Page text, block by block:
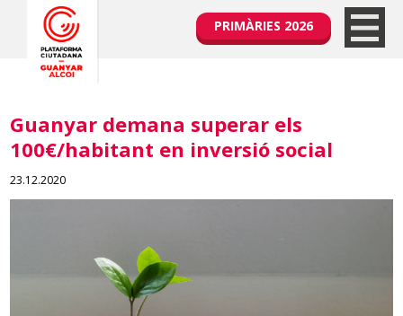
PRIMÀRIES 2026
Guanyar demana superar els
100€/habitant en inversió social
23.12.2020